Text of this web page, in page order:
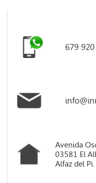
679
Avenida
03581 El
Alfaz del